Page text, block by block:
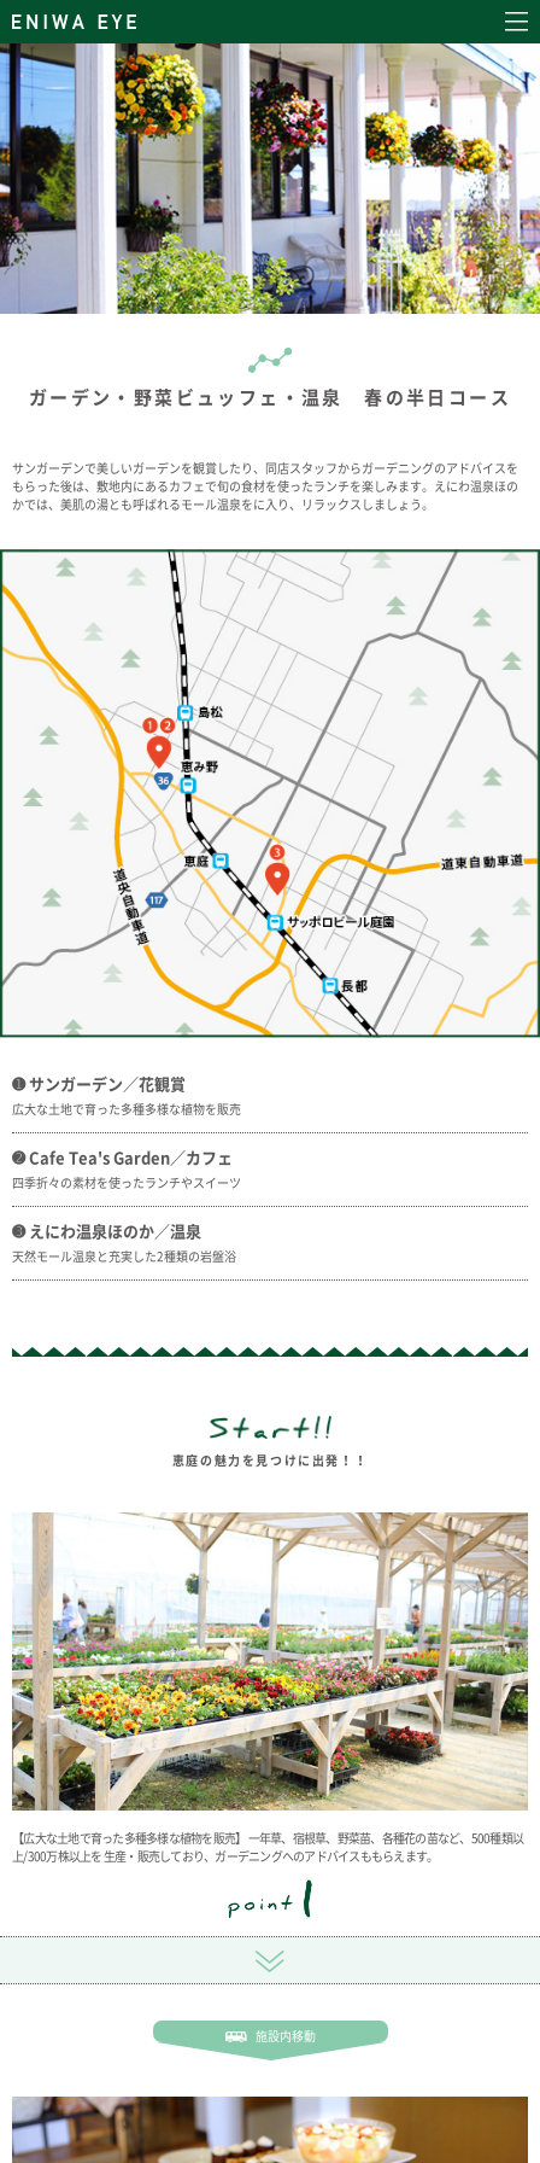
ガーデン・野菜ビュッフェ・温泉 春の半日コース
サンガーデンで美しいガーデンを観賞したり、同店スタッフからガーデニングのアドバイスを
もらった後は、敷地内にあるカフェで旬の食材を使ったランチを楽しみます。えにわ温泉ほの
かでは、美肌の湯とも呼ばれるモール温泉をに入り、リラックスしましょう。
➊ サンガーデン／花観賞
広大な土地で育った多種多様な植物を販売
➋ Cafe Tea's Garden／カフェ
四季折々の素材を使ったランチやスイーツ
➌ えにわ温泉ほのか／温泉
天然モール温泉と充実した2種類の岩盤浴
恵庭の魅力を見つけに出発！！
【広大な土地で育った多種多様な植物を販売】 一年草、宿根草、野菜苗、各種花の苗など、500種類以
上/300万株以上を 生産・販売しており、ガーデニングへのアドバイスももらえます。
施設内移動